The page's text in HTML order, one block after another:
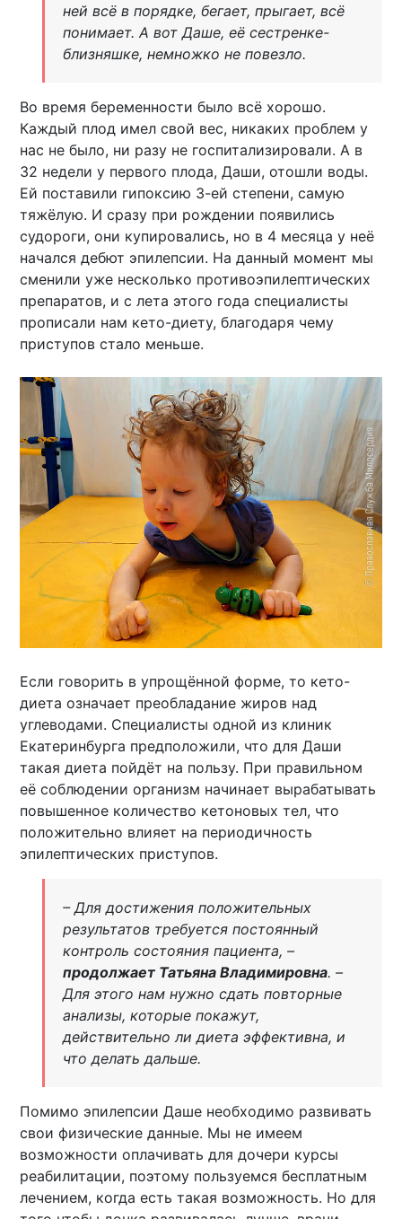
ней всё в порядке, бегает, прыгает, всё
понимает. А вот Даше, её сестренке-
близняшке, немножко не повезло.
Во время беременности было всё хорошо.
Каждый плод имел свой вес, никаких проблем у
нас не было, ни разу не госпитализировали. А в
32 недели у первого плода, Даши, отошли воды.
Ей поставили гипоксию 3-ей степени, самую
тяжёлую. И сразу при рождении появились
судороги, они купировались, но в 4 месяца у неё
начался дебют эпилепсии. На данный момент мы
сменили уже несколько противоэпилептических
препаратов, и с лета этого года специалисты
прописали нам кето-диету, благодаря чему
приступов стало меньше.
Если говорить в упрощённой форме, то кето-
диета означает преобладание жиров над
углеводами. Специалисты одной из клиник
Екатеринбурга предположили, что для Даши
такая диета пойдёт на пользу. При правильном
её соблюдении организм начинает вырабатывать
повышенное количество кетоновых тел, что
положительно влияет на периодичность
эпилептических приступов.
– Для достижения положительных
результатов требуется постоянный
контроль состояния пациента, –
продолжает Татьяна Владимировна. –
Для этого нам нужно сдать повторные
анализы, которые покажут,
действительно ли диета эффективна, и
что делать дальше.
Помимо эпилепсии Даше необходимо развивать
свои физические данные. Мы не имеем
возможности оплачивать для дочери курсы
реабилитации, поэтому пользуемся бесплатным
лечением, когда есть такая возможность. Но для